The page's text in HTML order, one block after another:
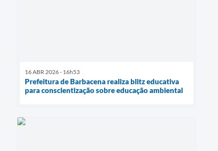
16 ABR 2026 - 16h53
Prefeitura de Barbacena realiza blitz educativa
para conscientização sobre educação ambiental